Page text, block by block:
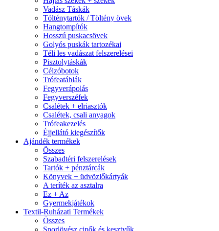
Vadász Táskák
Tölténytartók / Töltény övek
Hangtompítók
Hosszú puskacsövek
Golyós puskák tartozékai
Téli les vadászat felszerelései
Pisztolytáskák
Célzóbotok
Trófeatáblák
Fegyverápolás
Fegyverszéfek
Csalétek + elriasztók
Csalétek, csali anyagok
Trófeakezelés
Éjjellátó kiegészítők
Ajándék termékek
Összes
Szabadtéri felszerelések
Tartók + pénztárcák
Könyvek + üdvözlőkártyák
A teríték az asztalra
Ez + Az
Gyermekjátékok
Textil-Ruházati Termékek
Összes
Sporlövész cipők és kesztyűk